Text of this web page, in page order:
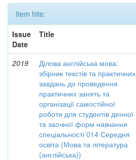
Item hits:
Issue
Date
Title
2019
Ділова англійська мова:
збірник текстів та практичних
завдань до проведення
практичних занять та
організації самостійної
роботи для студентів денної
та заочної форм навчання
спеціальності 014 Середня
освіта (Мова та література
(англійська))